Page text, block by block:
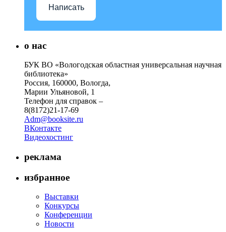
Написать
о нас
БУК ВО «Вологодская областная универсальная научная
библиотека»
Россия, 160000, Вологда,
Марии Ульяновой, 1
Телефон для справок –
8(8172)21-17-69
Adm@booksite.ru
ВКонтакте
Видеохостинг
реклама
избранное
Выставки
Конкурсы
Конференции
Новости